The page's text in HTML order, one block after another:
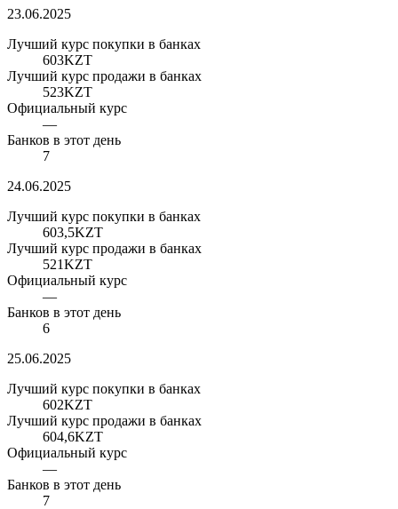
23.06.2025
Лучший курс покупки в банках
603KZT
Лучший курс продажи в банках
523KZT
Официальный курс
—
Банков в этот день
7
24.06.2025
Лучший курс покупки в банках
603,5KZT
Лучший курс продажи в банках
521KZT
Официальный курс
—
Банков в этот день
6
25.06.2025
Лучший курс покупки в банках
602KZT
Лучший курс продажи в банках
604,6KZT
Официальный курс
—
Банков в этот день
7